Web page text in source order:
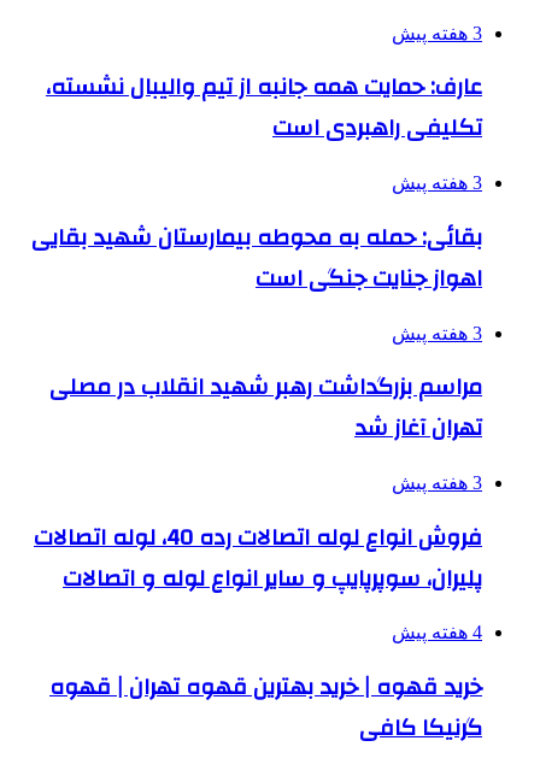
3 هفته پیش
عارف: حمایت همه جانبه از تیم والیبال نشسته،
تکلیفی راهبردی است
3 هفته پیش
بقائی: حمله به محوطه بیمارستان شهید بقایی
اهواز جنایت جنگی است
3 هفته پیش
مراسم بزرگداشت رهبر شهید انقلاب در مصلی
تهران آغاز شد
3 هفته پیش
فروش انواع لوله اتصالات رده 40، لوله اتصالات
پلیران، سوپرپایپ و سایر انواع لوله و اتصالات
4 هفته پیش
خرید قهوه | خرید بهترین قهوه تهران | قهوه
گرنیکا کافی